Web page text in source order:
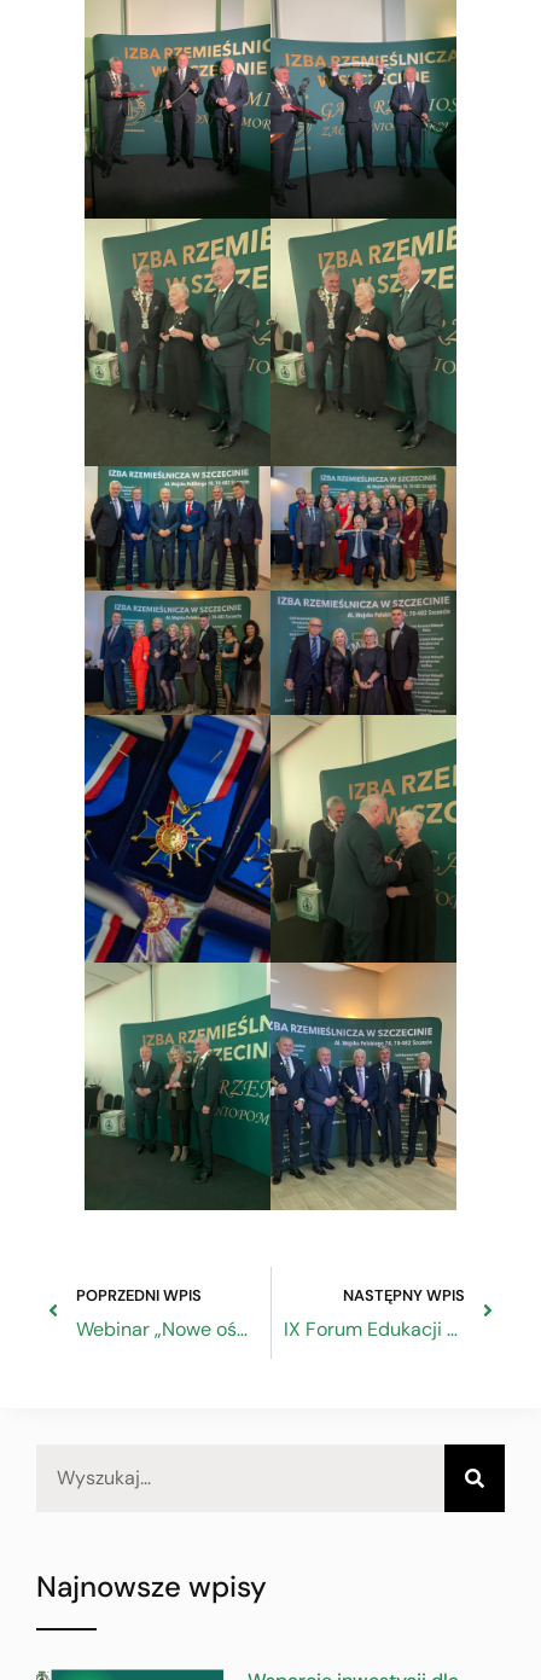
POPRZEDNI WPIS
Webinar „Nowe oświadczenie o delegowaniu w Czechach”
NASTĘPNY WPIS
IX Forum Edukacji Dorosłych
Najnowsze wpisy